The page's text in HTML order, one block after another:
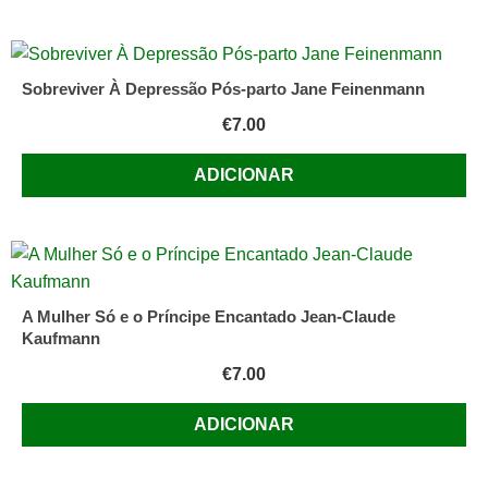
Sobreviver À Depressão Pós-parto Jane Feinenmann
€7.00
ADICIONAR
A Mulher Só e o Príncipe Encantado Jean-Claude
Kaufmann
€7.00
ADICIONAR